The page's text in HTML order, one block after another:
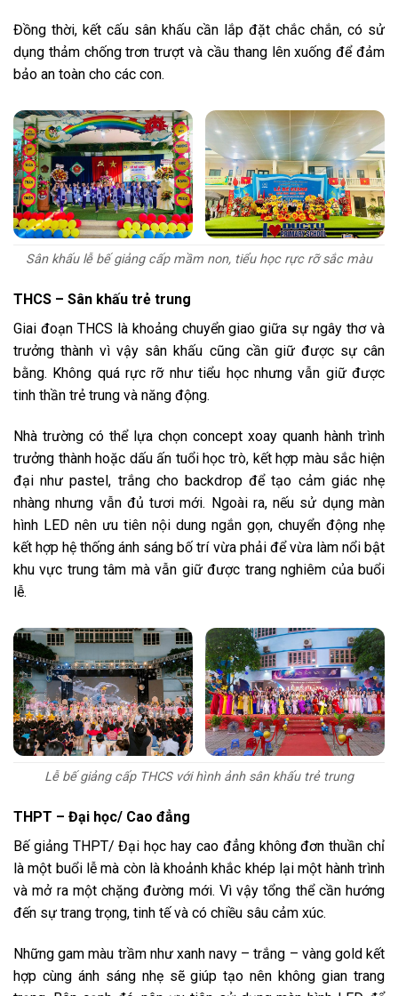
Đồng thời, kết cấu sân khấu cần lắp đặt chắc chắn, có sử
dụng thảm chống trơn trượt và cầu thang lên xuống để đảm
bảo an toàn cho các con.
Sân khấu lễ bế giảng cấp mầm non, tiểu học rực rỡ sắc màu
THCS – Sân khấu trẻ trung
Giai đoạn THCS là khoảng chuyển giao giữa sự ngây thơ và
trưởng thành vì vậy sân khấu cũng cần giữ được sự cân
bằng. Không quá rực rỡ như tiểu học nhưng vẫn giữ được
tinh thần trẻ trung và năng động.
Nhà trường có thể lựa chọn concept xoay quanh hành trình
trưởng thành hoặc dấu ấn tuổi học trò, kết hợp màu sắc hiện
đại như pastel, trắng cho backdrop để tạo cảm giác nhẹ
nhàng nhưng vẫn đủ tươi mới. Ngoài ra, nếu sử dụng màn
hình LED nên ưu tiên nội dung ngắn gọn, chuyển động nhẹ
kết hợp hệ thống ánh sáng bố trí vừa phải để vừa làm nổi bật
khu vực trung tâm mà vẫn giữ được trang nghiêm của buổi
lễ.
Lễ bế giảng cấp THCS với hình ảnh sân khấu trẻ trung
THPT – Đại học/ Cao đẳng
Bế giảng THPT/ Đại học hay cao đẳng không đơn thuần chỉ
là một buổi lễ mà còn là khoảnh khắc khép lại một hành trình
và mở ra một chặng đường mới. Vì vậy tổng thể cần hướng
đến sự trang trọng, tinh tế và có chiều sâu cảm xúc.
Những gam màu trầm như xanh navy – trắng – vàng gold kết
hợp cùng ánh sáng nhẹ sẽ giúp tạo nên không gian trang